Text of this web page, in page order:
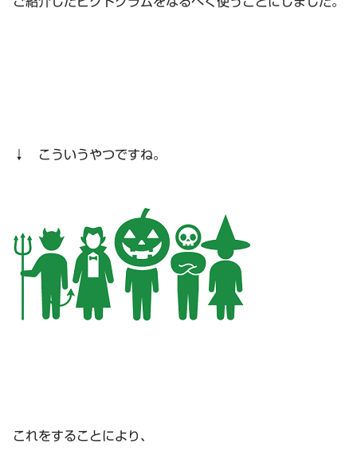
↓ こういうやつですね。
これをすることにより、